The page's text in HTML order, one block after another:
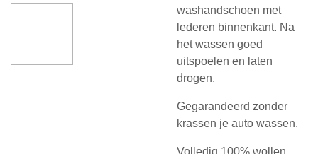
washandschoen met
lederen binnenkant. Na
het wassen goed
uitspoelen en laten
drogen.
Gegarandeerd zonder
krassen je auto wassen.
Volledig 100% wollen